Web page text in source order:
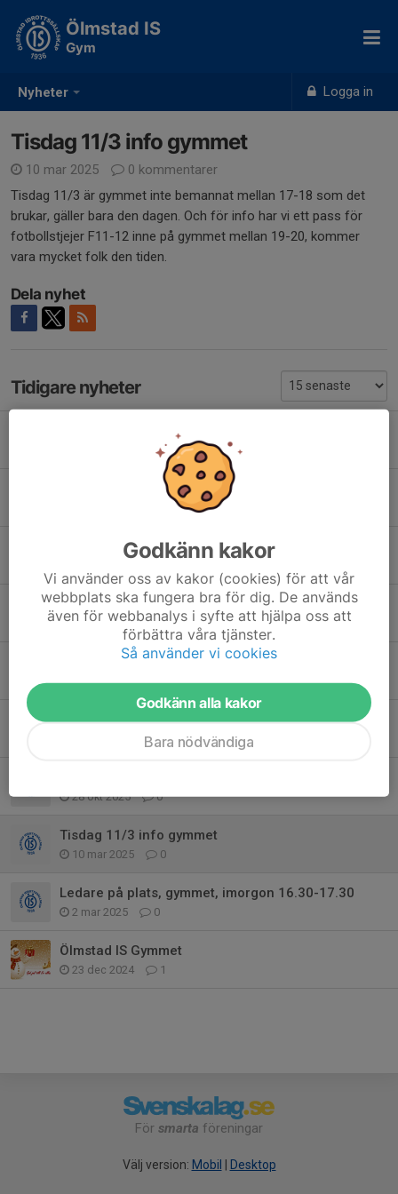
Nyheter Logga in
Ölmstad IS
Gym
Tisdag 11/3 info gymmet
10 mar 2025
0 kommentarer
Tisdag 11/3 är gymmet inte bemannat mellan 17-18 som det
brukar, gäller bara den dagen. Och för info har vi ett pass för
fotbollstjejer F11-12 inne på gymmet mellan 19-20, kommer
vara mycket folk den tiden.
Dela nyhet
Tidigare nyheter
Gymmet obemannat i Juli
0
Lite nyheter på gymmet!
Kom och ät tårta
Nya gymledartider och välkomna
4 jan, 22:00 1
Repris på ungdomslag i gymmet ikväll
8 dec 2025 0
Ungdomslag i gymmet ikväll
0
28 okt 2025 0
Tisdag 11/3 info gymmet
10 mar 2025 0
Ledare på plats, gymmet, imorgon 16.30-17.30
2 mar 2025 0
Ölmstad IS Gymmet
23 dec 2024 1
För smarta föreningar
Välj version: Mobil | Desktop
Godkänn kakor
Vi använder oss av kakor (cookies) för att vår
webbplats ska fungera bra för dig. De används
även för webbanalys i syfte att hjälpa oss att
förbättra våra tjänster.
Så använder vi cookies
Godkänn alla kakor
Bara nödvändiga